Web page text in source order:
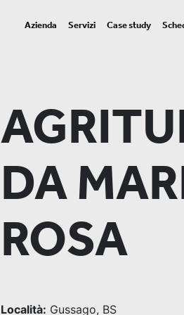
Azienda Servizi Case study
DA
ROSA
Località: Gussago, BS